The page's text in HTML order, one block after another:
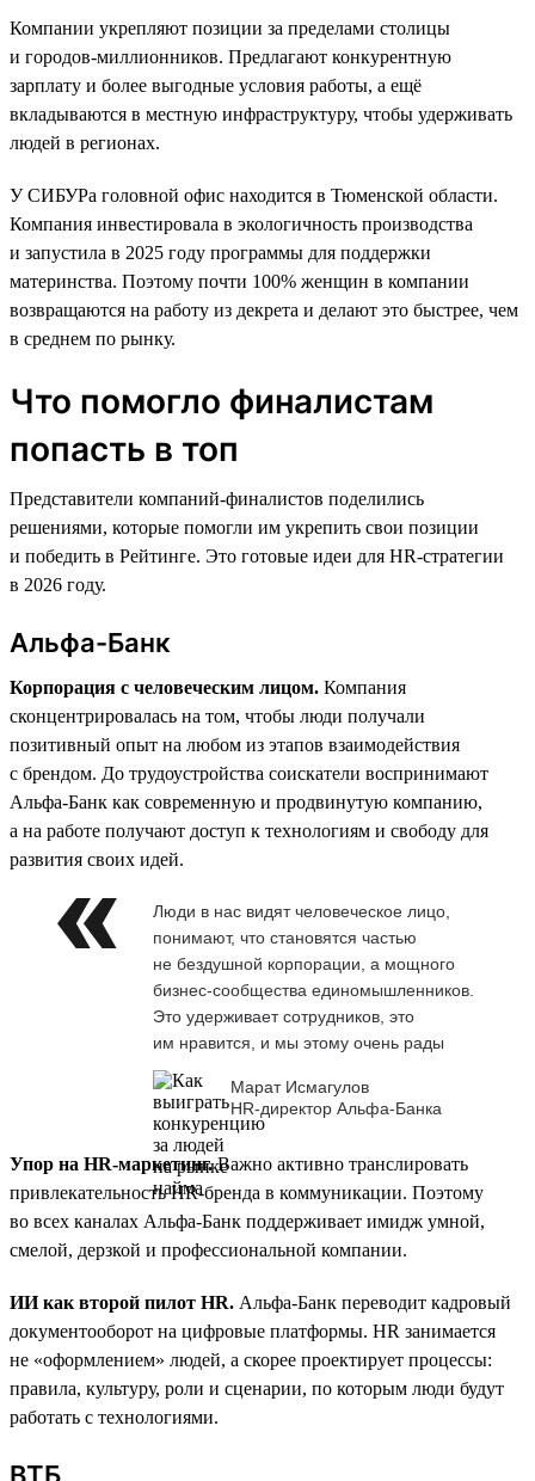
Компании укрепляют позиции за пределами столицы
и городов-миллионников. Предлагают конкурентную
зарплату и более выгодные условия работы, а ещё
вкладываются в местную инфраструктуру, чтобы удерживать
людей в регионах.
У СИБУРа головной офис находится в Тюменской области.
Компания инвестировала в экологичность производства
и запустила в 2025 году программы для поддержки
материнства. Поэтому почти 100% женщин в компании
возвращаются на работу из декрета и делают это быстрее, чем
в среднем по рынку.
Что помогло финалистам
попасть в топ
Представители компаний-финалистов поделились
решениями, которые помогли им укрепить свои позиции
и победить в Рейтинге. Это готовые идеи для HR-стратегии
в 2026 году.
Альфа-Банк
Корпорация с человеческим лицом. Компания
сконцентрировалась на том, чтобы люди получали
позитивный опыт на любом из этапов взаимодействия
с брендом. До трудоустройства соискатели воспринимают
Альфа-Банк как современную и продвинутую компанию,
а на работе получают доступ к технологиям и свободу для
развития своих идей.
Люди в нас видят человеческое лицо,
понимают, что становятся частью
не бездушной корпорации, а мощного
бизнес-сообщества единомышленников.
Это удерживает сотрудников, это
им нравится, и мы этому очень рады
Марат Исмагулов
HR-директор Альфа-Банка
Упор на HR-маркетинг.Важно активно транслировать
привлекательность HR-бренда в коммуникации. Поэтому
во всех каналах Альфа-Банк поддерживает имидж умной,
смелой, дерзкой и профессиональной компании.
ИИ как второй пилот HR. Альфа-Банк переводит кадровый
документооборот на цифровые платформы. HR занимается
не «оформлением» людей, а скорее проектирует процессы:
правила, культуру, роли и сценарии, по которым люди будут
работать с технологиями.
ВТБ